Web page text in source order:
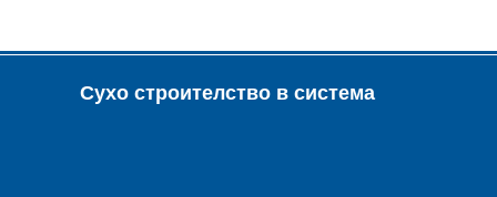
Сухо строителство в система